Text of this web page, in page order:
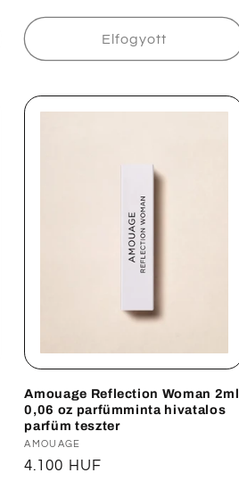
Elfogyott
Amouage Reflection Woman 2ml
0,06 oz parfümminta hivatalos
parfüm teszter
Forgalmazó:
AMOUAGE
Normál
4.100 HUF